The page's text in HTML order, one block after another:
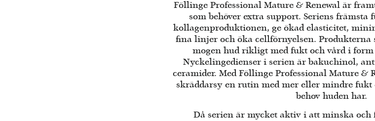
Föllinge Professional Mature & Renewal är
som behöver extra support. Seriens
kollagenproduktionen, ge ökad elasticitet,
fina linjer och öka cellförnyelsen. Produkterna
mogen hud rikligt med fukt och vård i
Nyckelingedienser i serien är bakuchinol,
ceramider. Med Föllinge Professional Mature &
skräddarsy en rutin med mer eller mindre fukt
behov huden har.
Då serien är mycket aktiv i att minska och